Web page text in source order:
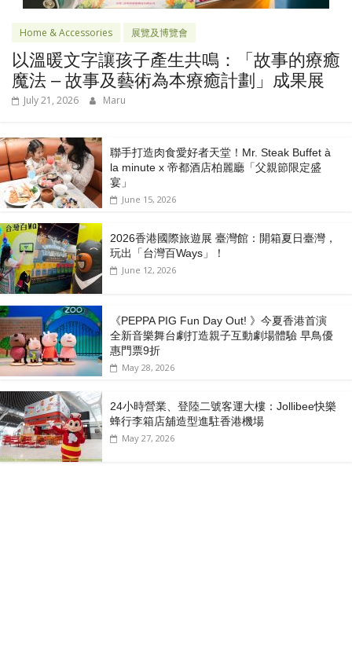
Home & Accessories 展覽及博覽會
以溫暖文字讓孩子產生共鳴：「故事的療癒
魔法 – 故事及藝術為本療癒計劃」成果展
July 21, 2026 Maru
聯手打造肉食愛好者天堂！Mr. Steak Buffet à
la minute x 帝都酒店柏麗廳「⽗親節限定盛
宴」
June 15, 2026
2026香港國際旅遊展 臺灣館：開箱夏日臺灣，
玩出「台灣百Ways」！
June 12, 2026
《PEPPA PIG Fun Day Out! 》今夏香港首演
全新音樂舞台劇打造親子互動劇場體驗 早鳥優
惠門票9折
May 28, 2026
24小時營業、登陸二號客運大樓：Jollibee快樂
蜂行李箱店舖造型進駐香港機場
May 27, 2026